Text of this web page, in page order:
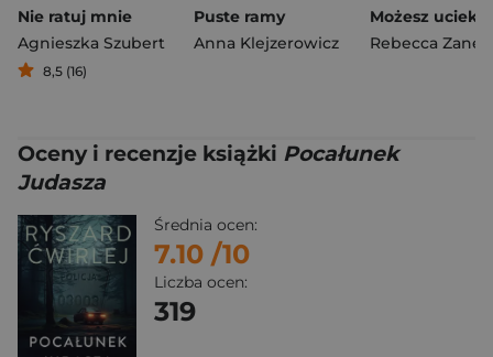
Nie ratuj mnie
Agnieszka Szubert
8,5 (16)
Puste ramy
Anna Klejzerowicz
Możesz
Rebecca
Oceny i recenzje książki Pocałunek
Judasza
Średnia ocen:
7.10 /10
Liczba ocen:
319